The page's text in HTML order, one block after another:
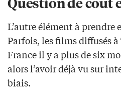
L’autre élément à prendre
Parfois, les films diffusés
France il y a plus de six
alors l’avoir déjà vu sur
biais.